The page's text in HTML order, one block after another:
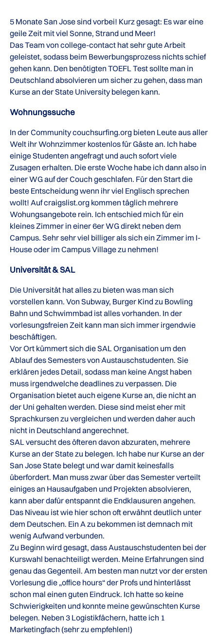
5 Monate San Jose sind vorbei! Kurz gesagt: Es war eine
geile Zeit mit viel Sonne, Strand und Meer!
Das Team von college-contact hat sehr gute Arbeit
geleistet, sodass beim Bewerbungsprozess nichts schief
gehen kann. Den benötigten TOEFL Test sollte man in
Deutschland absolvieren um sicher zu gehen, dass man
Kurse an der State University belegen kann.
Wohnungssuche
In der Community couchsurfing.org bieten Leute aus aller
Welt ihr Wohnzimmer kostenlos für Gäste an. Ich habe
einige Studenten angefragt und auch sofort viele
Zusagen erhalten. Die erste Woche habe ich dann also in
einer WG auf der Couch geschlafen. Für den Start die
beste Entscheidung wenn ihr viel Englisch sprechen
wollt! Auf craigslist.org kommen täglich mehrere
Wohungsangebote rein. Ich entschied mich für ein
kleines Zimmer in einer 6er WG direkt neben dem
Campus. Sehr sehr viel billiger als sich ein Zimmer im I-
House oder im Campus Village zu nehmen!
Universität & SAL
Die Universität hat alles zu bieten was man sich
vorstellen kann. Von Subway, Burger Kind zu Bowling
Bahn und Schwimmbad ist alles vorhanden. In der
vorlesungsfreien Zeit kann man sich immer irgendwie
beschäftigen.
Vor Ort kümmert sich die SAL Organisation um den
Ablauf des Semesters von Austauschstudenten. Sie
erklären jedes Detail, sodass man keine Angst haben
muss irgendwelche deadlines zu verpassen. Die
Organisation bietet auch eigene Kurse an, die nicht an
der Uni gehalten werden. Diese sind meist eher mit
Sprachkursen zu vergleichen und werden daher auch
nicht in Deutschland angerechnet.
SAL versucht des öfteren davon abzuraten, mehrere
Kurse an der State zu belegen. Ich habe nur Kurse an der
San Jose State belegt und war damit keinesfalls
überfordert. Man muss zwar über das Semester verteilt
einiges an Hausaufgaben und Projekten absolvieren,
kann aber dafür entspannt die Endklausuren angehen.
Das Niveau ist wie hier schon oft erwähnt deutlich unter
dem Deutschen. Ein A zu bekommen ist demnach mit
wenig Aufwand verbunden.
Zu Beginn wird gesagt, dass Austauschstudenten bei der
Kurswahl benachteiligt werden. Meine Erfahrungen sind
genau das Gegenteil. Am besten man nutzt vor der ersten
Vorlesung die „office hours“ der Profs und hinterlässt
schon mal einen guten Eindruck. Ich hatte so keine
Schwierigkeiten und konnte meine gewünschten Kurse
belegen. Neben 3 Logistikfächern, hatte ich 1
Marketingfach (sehr zu empfehlen!)